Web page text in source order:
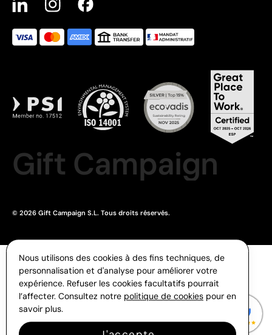
Gift Campaign
© 2026 Gift Campaign S.L. Tous droits réservés.
Nous utilisons des cookies à des fins techniques, de
personnalisation et d'analyse pour améliorer votre
expérience. Refuser les cookies facultatifs pourrait
l’affecter. Consultez notre politique de cookies pour en
savoir plus.